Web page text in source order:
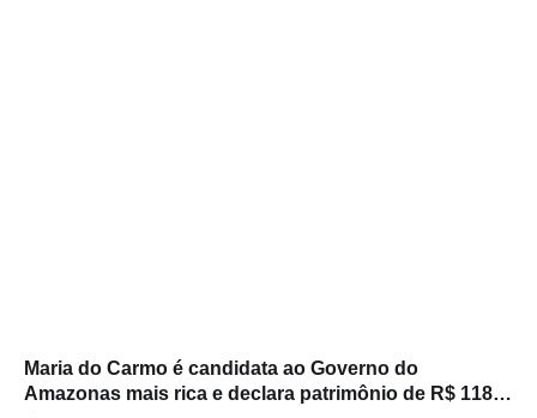
Maria do Carmo é candidata ao Governo do
Amazonas mais rica e declara patrimônio de R$ 118